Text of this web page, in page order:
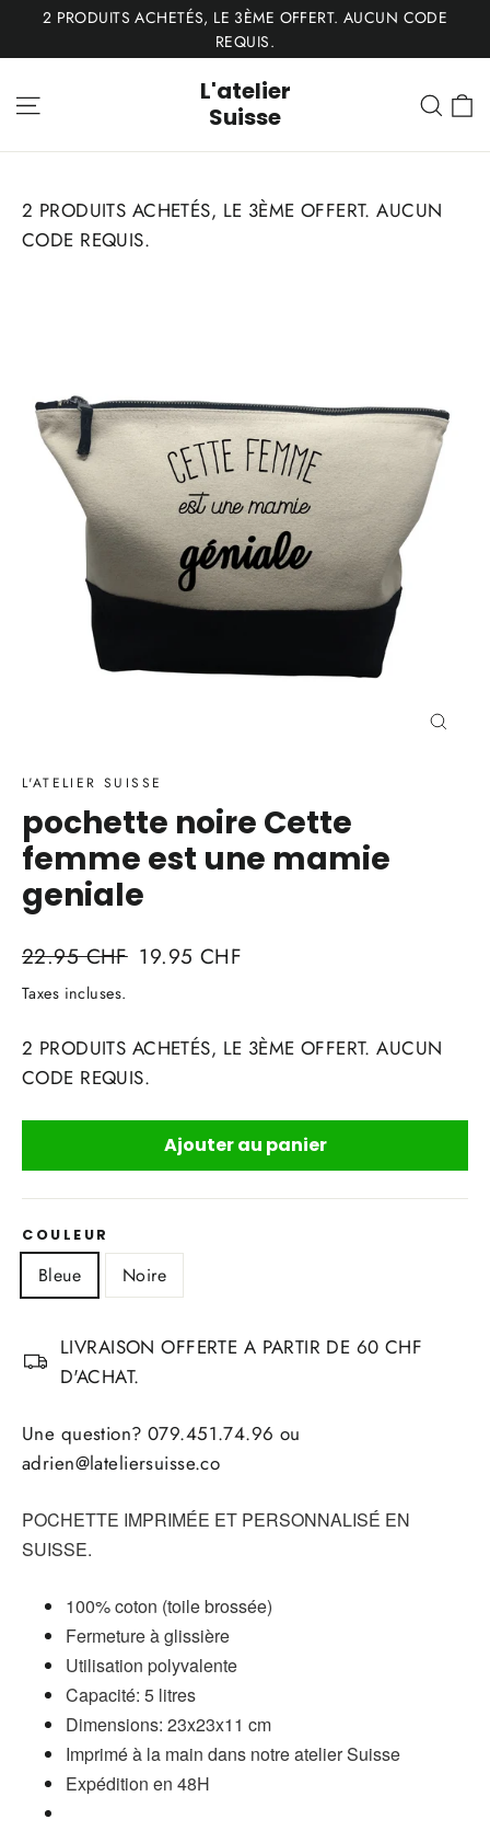
Passer2 PRODUITS ACHETÉS, LE 3ÈME OFFERT. AUCUN CODE
REQUIS.
L'atelier
Suisse
2 PRODUITS ACHETÉS, LE 3ÈME OFFERT. AUCUN
CODE REQUIS.
L'ATELIER SUISSE
pochette noire Cette
femme est une mamie
geniale
Prix
régulier
22.95 CHF Prix
19.95 CHF
Taxes incluses.
2 PRODUITS ACHETÉS, LE 3ÈME OFFERT. AUCUN
CODE REQUIS.
Ajouter au panier
COULEUR
Bleue Noire
LIVRAISON OFFERTE A PARTIR DE 60 CHF
D'ACHAT.
Une question? 079.451.74.96 ou
adrien@lateliersuisse.co
POCHETTE IMPRIMÉE ET PERSONNALISÉ EN
SUISSE.
100% coton (toile brossée)
Fermeture à glissière
Utilisation polyvalente
Capacité: 5 litres
Dimensions: 23x23x11 cm
Imprimé à la main dans notre atelier Suisse
Expédition en 48H